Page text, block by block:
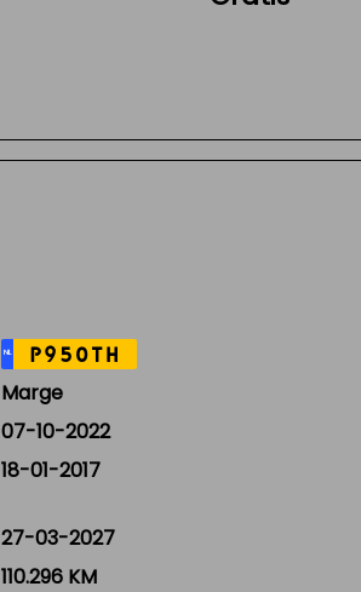
NL P950TH
Marge
07-10-2022
18-01-2017
27-03-2027
110.296 KM